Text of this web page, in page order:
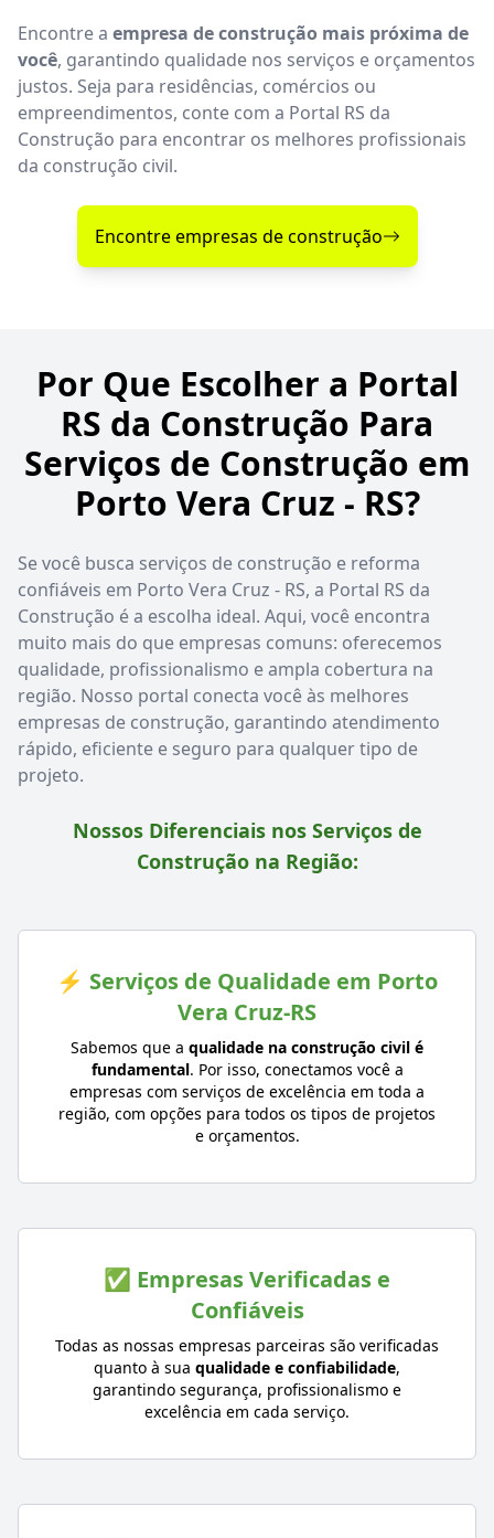
Encontre a empresa de construção mais próxima de
você, garantindo qualidade nos serviços e orçamentos
justos. Seja para residências, comércios ou
empreendimentos, conte com a Portal RS da
Construção para encontrar os melhores profissionais
da construção civil.
Encontre empresas de construção
Por Que Escolher a Portal
RS da Construção Para
Serviços de Construção em
Porto Vera Cruz - RS?
Se você busca serviços de construção e reforma
confiáveis em Porto Vera Cruz - RS, a Portal RS da
Construção é a escolha ideal. Aqui, você encontra
muito mais do que empresas comuns: oferecemos
qualidade, profissionalismo e ampla cobertura na
região. Nosso portal conecta você às melhores
empresas de construção, garantindo atendimento
rápido, eficiente e seguro para qualquer tipo de
projeto.
Nossos Diferenciais nos Serviços de
Construção na Região:
⚡ Serviços de Qualidade em Porto
Vera Cruz-RS
Sabemos que a qualidade na construção civil é
fundamental. Por isso, conectamos você a
empresas com serviços de excelência em toda a
região, com opções para todos os tipos de projetos
e orçamentos.
✅ Empresas Verificadas e
Confiáveis
Todas as nossas empresas parceiras são verificadas
quanto à sua qualidade e confiabilidade,
garantindo segurança, profissionalismo e
excelência em cada serviço.